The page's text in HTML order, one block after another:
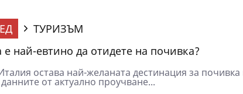
ТУРИЗЪМ
най-евтино да отидете на почивка?
остава най-желаната дестинация за почивка
от актуално проучване...